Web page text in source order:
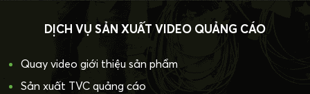
DỊCH VỤ SẢN XUẤT VIDEO QUẢNG CÁO
Quay video giới thiệu sản phẩm
Sản xuất TVC quảng cáo